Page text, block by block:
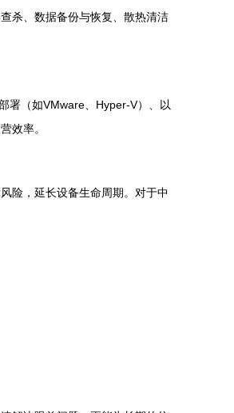
杀、数据备份与恢复、散热清洁
署（如VMware、Hyper-V）、以
效率。
险，延长设备生命周期。对于中